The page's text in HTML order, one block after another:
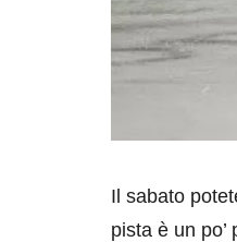
Il sabato
pista è un